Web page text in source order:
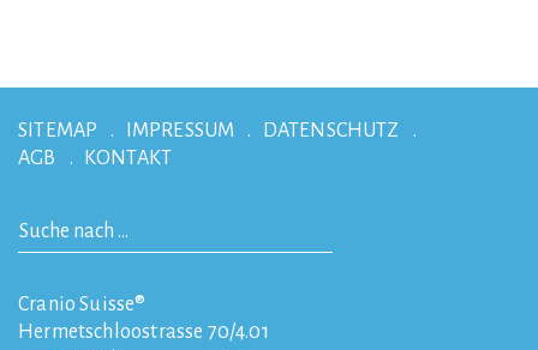
SITEMAP IMPRESSUM
DATENSCHUTZ
AGB
KONTAKT
Cranio Suisse®
Hermetschloostrasse 70/4.01